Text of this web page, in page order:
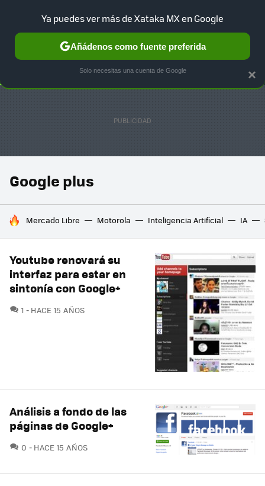
SELECCIÓN GAMING HOME AUTO TERRITORIO
Google plus
HOY SE HABLA DE
Mercado Libre Motorola Inteligencia Artificial IA
Youtube renovará su
interfaz para estar en
sintonía con Google+
1 COMENTARIOS
HACE 15 AÑOS
Análisis a fondo de las
páginas de Google+
0 COMENTARIOS
HACE 15 AÑOS
×
Ya puedes ver más de Xataka MX en Google
Añádenos como fuente preferida
Solo necesitas una cuenta de Google